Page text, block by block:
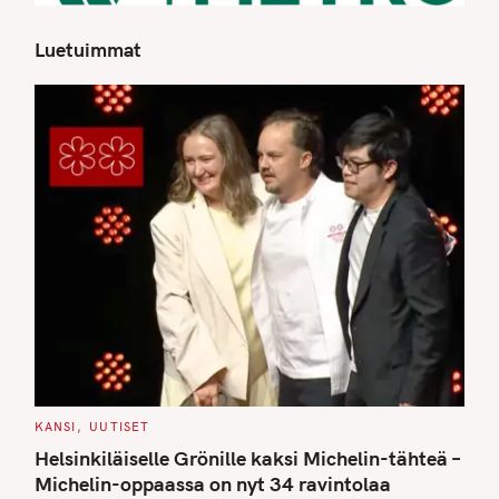
Luetuimmat
C
T
E
G
O
KANSI UUTISET
Helsinkiläiselle Grönille kaksi Michelin-tähteä –
Michelin-oppaassa on nyt 34 ravintolaa
S
e
a